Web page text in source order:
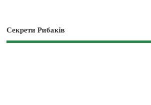
Секрети Рибаків